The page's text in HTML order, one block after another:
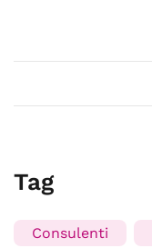
Tag
Consulenti